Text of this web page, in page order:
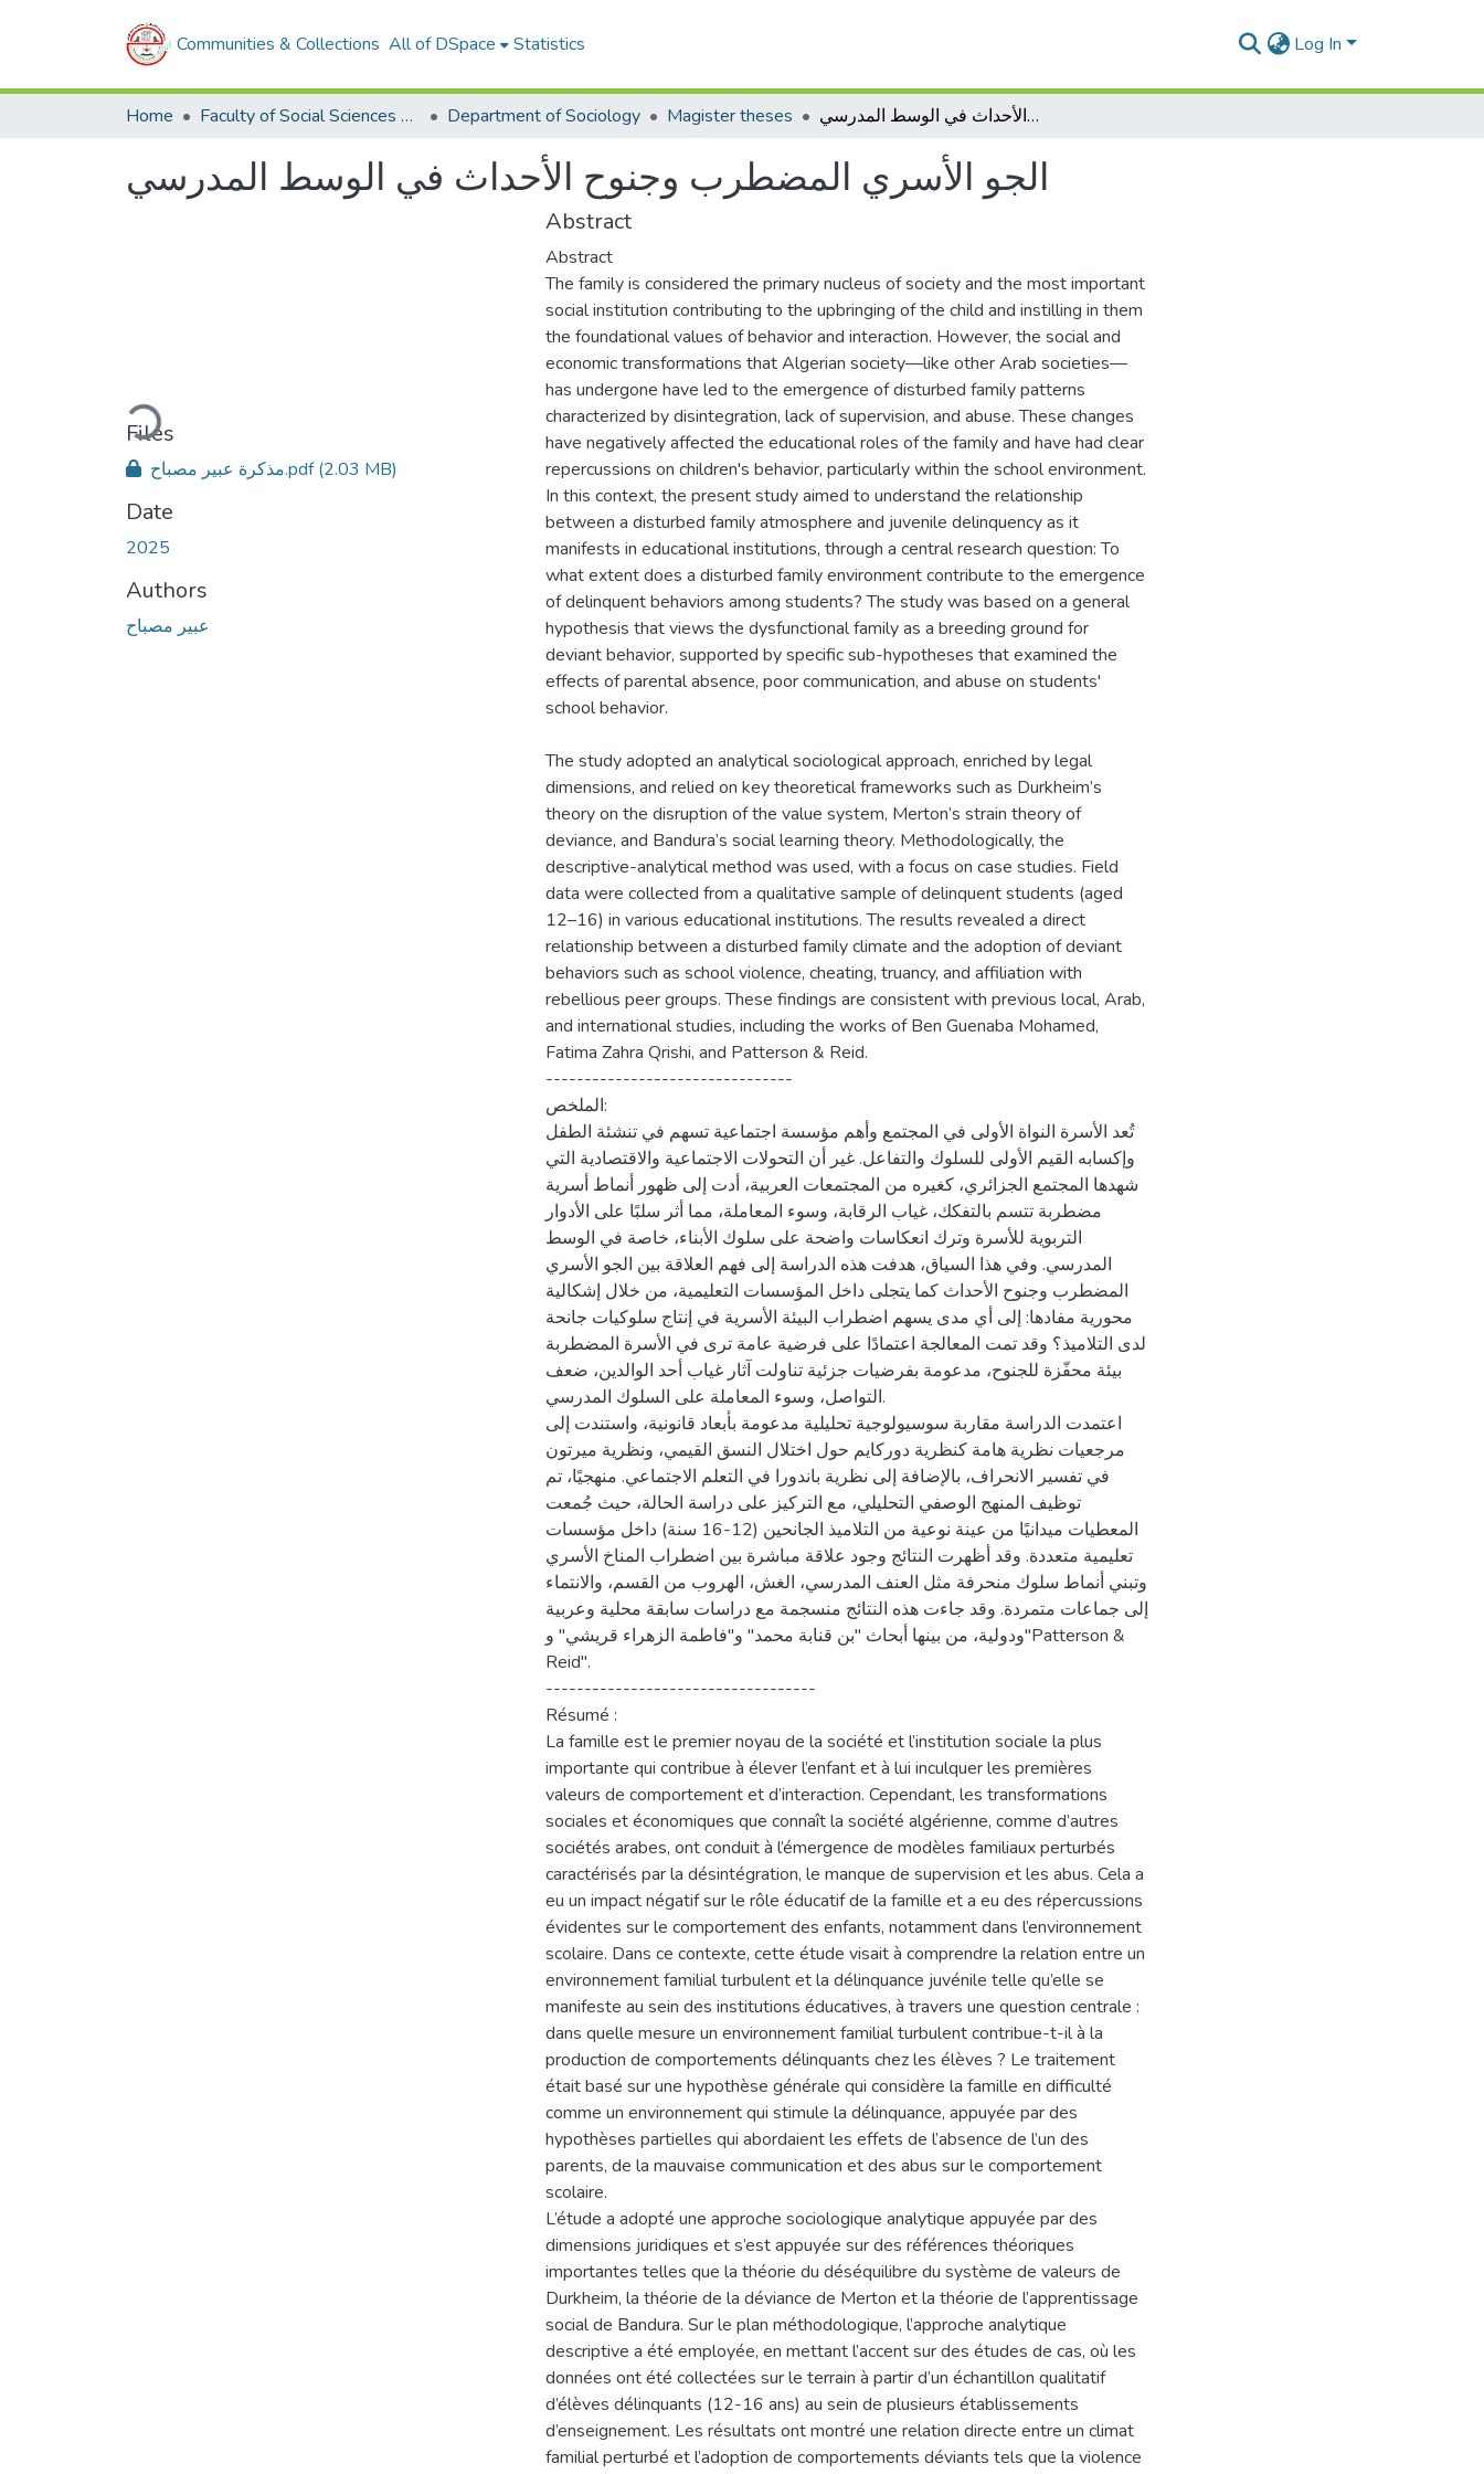
Communities & Collections All of DSpace Statistics Log In
Home Faculty of Social Sciences and Humanities Department of Sociology Magister theses الجو الأسري المضطرب وجنوح الأحداث في الوسط المدرسي
الجو الأسري المضطرب وجنوح الأحداث في الوسط المدرسي
Loading...
Files
مذكرة عبير مصباح.pdf(2.03 MB)
Date
2025
Authors
عبير مصباح
Abstract
Abstract
The family is considered the primary nucleus of society and the most important
social institution contributing to the upbringing of the child and instilling in them
the foundational values of behavior and interaction. However, the social and
economic transformations that Algerian society—like other Arab societies—
has undergone have led to the emergence of disturbed family patterns
characterized by disintegration, lack of supervision, and abuse. These changes
have negatively affected the educational roles of the family and have had clear
repercussions on children's behavior, particularly within the school environment.
In this context, the present study aimed to understand the relationship
between a disturbed family atmosphere and juvenile delinquency as it
manifests in educational institutions, through a central research question: To
what extent does a disturbed family environment contribute to the emergence
of delinquent behaviors among students? The study was based on a general
hypothesis that views the dysfunctional family as a breeding ground for
deviant behavior, supported by specific sub-hypotheses that examined the
effects of parental absence, poor communication, and abuse on students'
school behavior.
The study adopted an analytical sociological approach, enriched by legal
dimensions, and relied on key theoretical frameworks such as Durkheim’s
theory on the disruption of the value system, Merton’s strain theory of
deviance, and Bandura’s social learning theory. Methodologically, the
descriptive-analytical method was used, with a focus on case studies. Field
data were collected from a qualitative sample of delinquent students (aged
12–16) in various educational institutions. The results revealed a direct
relationship between a disturbed family climate and the adoption of deviant
behaviors such as school violence, cheating, truancy, and affiliation with
rebellious peer groups. These findings are consistent with previous local, Arab,
and international studies, including the works of Ben Guenaba Mohamed,
Fatima Zahra Qrishi, and Patterson & Reid.
--------------------------------
الملخص:
تُعد الأسرة النواة الأولى في المجتمع وأهم مؤسسة اجتماعية تسهم في تنشئة الطفل
وإكسابه القيم الأولى للسلوك والتفاعل. غير أن التحولات الاجتماعية والاقتصادية التي
شهدها المجتمع الجزائري، كغيره من المجتمعات العربية، أدت إلى ظهور أنماط أسرية
مضطربة تتسم بالتفكك، غياب الرقابة، وسوء المعاملة، مما أثر سلبًا على الأدوار
التربوية للأسرة وترك انعكاسات واضحة على سلوك الأبناء، خاصة في الوسط
المدرسي. وفي هذا السياق، هدفت هذه الدراسة إلى فهم العلاقة بين الجو الأسري
المضطرب وجنوح الأحداث كما يتجلى داخل المؤسسات التعليمية، من خلال إشكالية
محورية مفادها: إلى أي مدى يسهم اضطراب البيئة الأسرية في إنتاج سلوكيات جانحة
لدى التلاميذ؟ وقد تمت المعالجة اعتمادًا على فرضية عامة ترى في الأسرة المضطربة
بيئة محفّزة للجنوح، مدعومة بفرضيات جزئية تناولت آثار غياب أحد الوالدين، ضعف
التواصل، وسوء المعاملة على السلوك المدرسي.
اعتمدت الدراسة مقاربة سوسيولوجية تحليلية مدعومة بأبعاد قانونية، واستندت إلى
مرجعيات نظرية هامة كنظرية دوركايم حول اختلال النسق القيمي، ونظرية ميرتون
في تفسير الانحراف، بالإضافة إلى نظرية باندورا في التعلم الاجتماعي. منهجيًا، تم
توظيف المنهج الوصفي التحليلي، مع التركيز على دراسة الحالة، حيث جُمعت
المعطيات ميدانيًا من عينة نوعية من التلاميذ الجانحين (12-16 سنة) داخل مؤسسات
تعليمية متعددة. وقد أظهرت النتائج وجود علاقة مباشرة بين اضطراب المناخ الأسري
وتبني أنماط سلوك منحرفة مثل العنف المدرسي، الغش، الهروب من القسم، والانتماء
إلى جماعات متمردة. وقد جاءت هذه النتائج منسجمة مع دراسات سابقة محلية وعربية
ودولية، من بينها أبحاث "بن قنابة محمد" و"فاطمة الزهراء قريشي" و"Patterson &
Reid".
-----------------------------------
Résumé :
La famille est le premier noyau de la société et l’institution sociale la plus
importante qui contribue à élever l’enfant et à lui inculquer les premières
valeurs de comportement et d’interaction. Cependant, les transformations
sociales et économiques que connaît la société algérienne, comme d’autres
sociétés arabes, ont conduit à l’émergence de modèles familiaux perturbés
caractérisés par la désintégration, le manque de supervision et les abus. Cela a
eu un impact négatif sur le rôle éducatif de la famille et a eu des répercussions
évidentes sur le comportement des enfants, notamment dans l’environnement
scolaire. Dans ce contexte, cette étude visait à comprendre la relation entre un
environnement familial turbulent et la délinquance juvénile telle qu’elle se
manifeste au sein des institutions éducatives, à travers une question centrale :
dans quelle mesure un environnement familial turbulent contribue-t-il à la
production de comportements délinquants chez les élèves ? Le traitement
était basé sur une hypothèse générale qui considère la famille en difficulté
comme un environnement qui stimule la délinquance, appuyée par des
hypothèses partielles qui abordaient les effets de l’absence de l’un des
parents, de la mauvaise communication et des abus sur le comportement
scolaire.
L’étude a adopté une approche sociologique analytique appuyée par des
dimensions juridiques et s’est appuyée sur des références théoriques
importantes telles que la théorie du déséquilibre du système de valeurs de
Durkheim, la théorie de la déviance de Merton et la théorie de l’apprentissage
social de Bandura. Sur le plan méthodologique, l’approche analytique
descriptive a été employée, en mettant l’accent sur des études de cas, où les
données ont été collectées sur le terrain à partir d’un échantillon qualitatif
d’élèves délinquants (12-16 ans) au sein de plusieurs établissements
d’enseignement. Les résultats ont montré une relation directe entre un climat
familial perturbé et l’adoption de comportements déviants tels que la violence